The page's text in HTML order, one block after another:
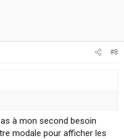
#8
à mon second besoin
modale pour afficher les